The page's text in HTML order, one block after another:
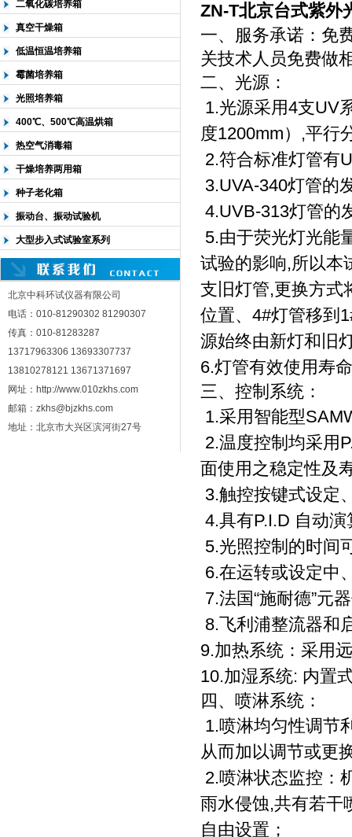
二氧化碳培养箱
真空干燥箱
低温恒温培养箱
霉菌培养箱
光照培养箱
400℃、500℃高温烘箱
热空气消毒箱
干燥培养两用箱
种子老化箱
振动台、振动试验机
大型步入式试验室系列
北京中科环试仪器有限公司
电话：010-81290302 81290307
传真：010-81283287
13717963306 13693307737
13810278121 13671371697
网址：http://www.010zkhs.com
邮箱：zkhs@bjzkhs.com
地址：北京市大兴区滨河街27号
ZN-T北京台式紫外
一、 服务承诺：免
关技术人员免费做
二、 光源：
1.光源采用4支UV
度1200mm）,平行
2.符合标准灯管有
3.UVA-340灯管的
4.UVB-313灯管的
5.由于荧光灯光能
试验的影响,所以本
支旧灯管,更换方式
位置、4#灯管移到
源始终由新灯和旧
6.灯管有效使用寿
三、 控制系统：
1.采用智能型
2.温度控制均采用
面使用之稳定性及
3.触控按键式设定
4.具有P.I.D 自动
5.光照控制的时间
6.在运转或设定中
7.法国“施耐德”元
8.飞利浦整流器和
9.加热系统：采用
10.加湿系统: 内置
四、 喷淋系统：
1.喷淋均匀性调节
从而加以调节或更
2.喷淋状态监控：
雨水侵蚀,共有若干
自由设置；